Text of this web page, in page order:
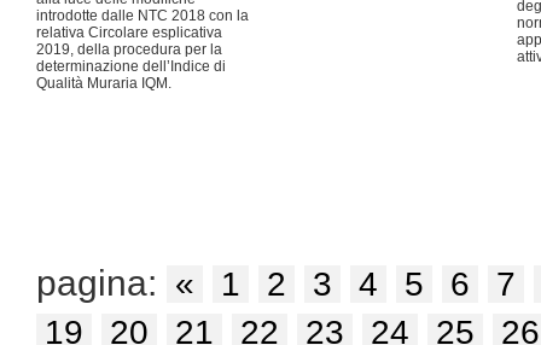
introdotte dalle NTC 2018 con la
relativa Circolare esplicativa
2019, della procedura per la
determinazione dell’Indice di
Qualità Muraria IQM.
pagina: « 1 2 3 4 5 6
7
19
20 21 22 23 24 25
26